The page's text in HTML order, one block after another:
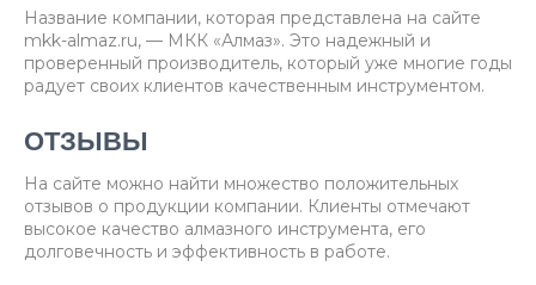
Название компании, которая представлена на сайте
mkk-almaz.ru, — МКК «Алмаз». Это надежный и
проверенный производитель, который уже многие годы
радует своих клиентов качественным инструментом.
ОТЗЫВЫ
На сайте можно найти множество положительных
отзывов о продукции компании. Клиенты отмечают
высокое качество алмазного инструмента, его
долговечность и эффективность в работе.